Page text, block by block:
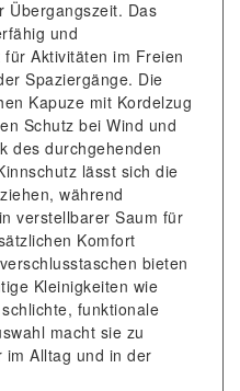
Übergangszeit. Das
und
Aktivitäten im Freien
Spaziergänge. Die
Kapuze mit Kordelzug
Schutz bei Wind und
des durchgehenden
lässt sich die
während
verstellbarer Saum für
Komfort
bieten
Kleinigkeiten wie
funktionale
macht sie zu
im Alltag und in der